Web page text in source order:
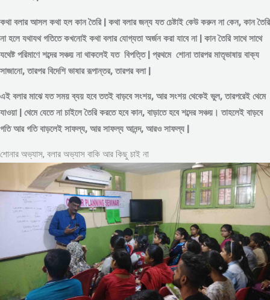
কথা বলার আসল কথা হল কান তৈরি | কথা বলার জন্য যত চেষ্টাই কেউ করুন না কেন, কান তৈরি
না হলে যথাযথ গতিতে কখনোই কথা বলার যোগ্যতা অর্জন করা যাবে না | কান তৈরি সাথে সাথে
যথেষ্ট পরিমাণেশব্দেরসঞ্চয় না থাকলেই যত বিপত্তি | প্রথমে শোনা তারপর মাতৃভাষায় বাক্য
সাজানো, তারপর বিদেশি ভাষার রূপান্তর, তারপর বলা |
এই বলার মাঝে যত সময় ব্যয় হবে ততই বাড়বে সংশয়, আর সংশয় থেকেই ভুল, তারপরেই থেমে
যাওয়া | থেমে যেতে না চাইলে তৈরি করতে হবে কান, বাড়াতে হবে শব্দের সঞ্চয়। তাহলেই বাড়বে
গতি আর গতি বাড়লেই সাফল্য, আর সাফল্য আনন্দ, আরও সাফল্য |
শোনার অভ্যাস, বলার অভ্যাস বাকি আর কিছু চাই না